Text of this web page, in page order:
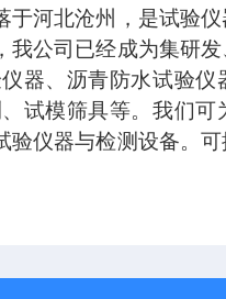
河北沧州，是试验
公司已经成为集研
器、沥青防水试验
试模筛具等。我们
仪器与检测设备。可